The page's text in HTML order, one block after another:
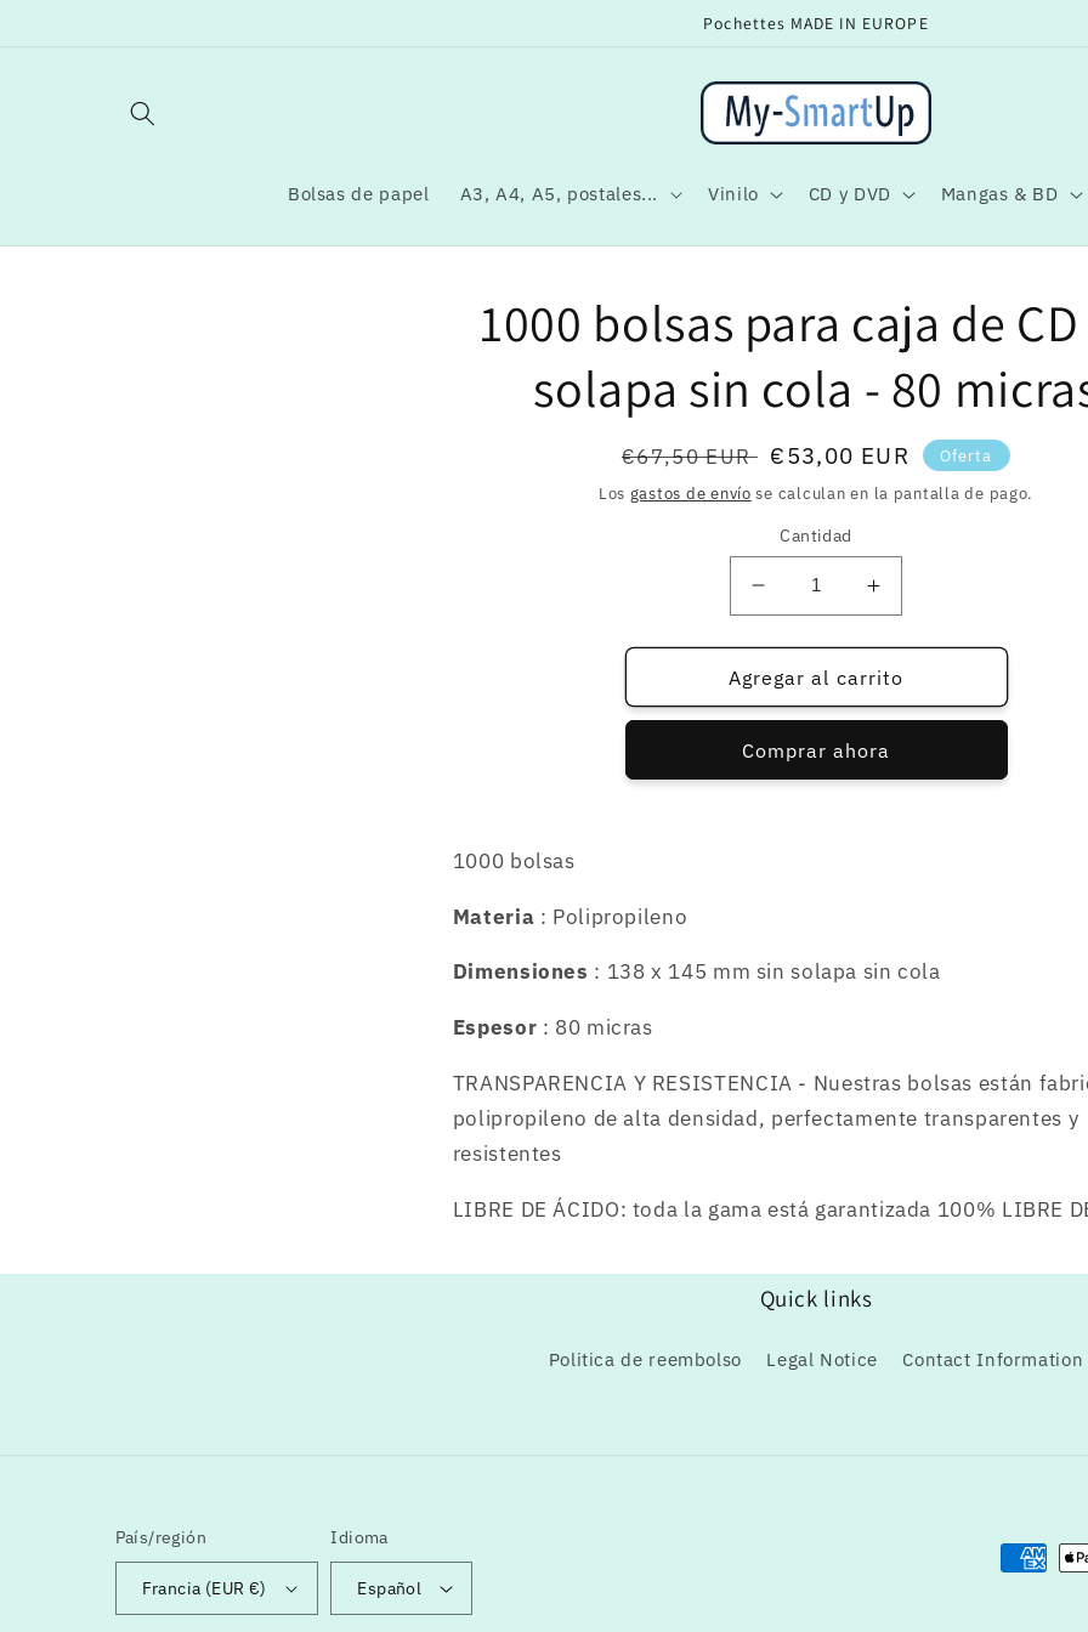
Pochettes MADE IN EUROPE
Bolsas de papel A3, A4, A5, postales... Vinilo CD y DVD Mangas & BD
a la
información
1000 bolsas para caja de
solapa sin cola - 80
Precio
habitual
€67,50 EUR Precio
de
€53,00 EUR
Oferta
Los gastos de envío se calculan en la pantalla de pago.
Cantidad
Reducir
cantidad
para
1000
bolsas
caja
de
80
Aumentar
cantidad
para
1000
bolsas
caja
de
80
Agregar al carrito
Comprar ahora
1000 bolsas
Materia : Polipropileno
Dimensiones : 138 x 145 mm sin solapa sin cola
Espesor : 80 micras
TRANSPARENCIA Y RESISTENCIA - Nuestras bolsas están
polipropileno de alta densidad, perfectamente transparentes y
resistentes
LIBRE DE ÁCIDO: toda la gama está garantizada 100% LIBRE
Quick links
Politica de reembolso Legal Notice Contact Information
País/región
Francia (EUR €)
Idioma
Español
Formas